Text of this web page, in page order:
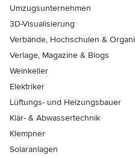
Umzugsunternehmen
3D-Visualisierung
Verbände, Hochschulen &
Verlage, Magazine & Blogs
Weinkeller
Elektriker
Lüftungs- und Heizungsbauer
Klär- & Abwassertechnik
Klempner
Solaranlagen